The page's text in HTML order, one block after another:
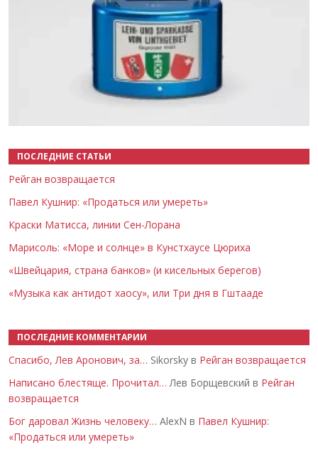
ПОСЛЕДНИЕ СТАТЬИ
Рейган возвращается
Павел Кушнир: «Продаться или умереть»
Краски Матисса, линии Сен-Лорана
Марисоль: «Море и солнце» в Кунстхаусе Цюриха
«Швейцария, страна банков» (и кисельных берегов)
«Музыка как антидот хаосу», или Три дня в Гштааде
ПОСЛЕДНИЕ КОММЕНТАРИИ
Спасибо, Лев Аронович, за… Sikorsky в Рейган возвращается
Написано блестяще. Прочитал… Лев Борщевский в Рейган
возвращается
Бог даровал Жизнь человеку… AlexN в Павел Кушнир:
«Продаться или умереть»